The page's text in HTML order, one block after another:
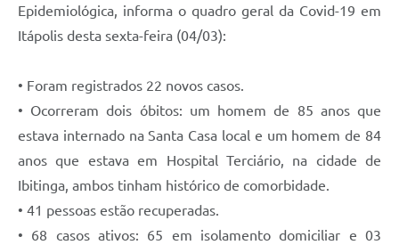
Documentos
Água de Qualidade
Feriados Municipais
Bairros Rurais
História
Epidemiológica, informa o quadro geral da Covid-19 em
Itápolis desta sexta-feira (04/03):
• Foram registrados 22 novos casos.
• Ocorreram dois óbitos: um homem de 85 anos que
estava internado na Santa Casa local e um homem de 84
anos que estava em Hospital Terciário, na cidade de
Ibitinga, ambos tinham histórico de comorbidade.
• 41 pessoas estão recuperadas.
• 68 casos ativos: 65 em isolamento domiciliar e 03